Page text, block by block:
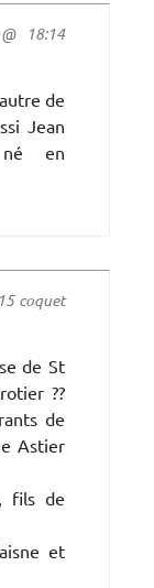
18:14
de
Jean
né en
coquet
de St
??
de
Astier
fils de
et